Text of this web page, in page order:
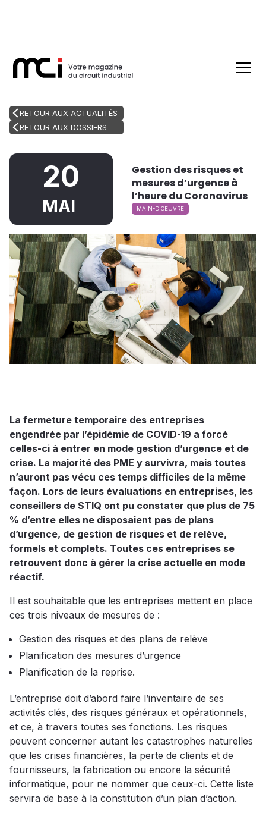
RETOUR AUX ACTUALITÉS
RETOUR AUX DOSSIERS
20
MAI
Gestion des risques et
mesures d’urgence à
l’heure du Coronavirus
MAIN-D'OEUVRE
La fermeture temporaire des entreprises
engendrée par l’épidémie de COVID-19 a forcé
celles-ci à entrer en mode gestion d’urgence et de
crise. La majorité des PME y survivra, mais toutes
n’auront pas vécu ces temps difficiles de la même
façon. Lors de leurs évaluations en entreprises, les
conseillers de STIQ ont pu constater que plus de 75
% d’entre elles ne disposaient pas de plans
d’urgence, de gestion de risques et de relève,
formels et complets. Toutes ces entreprises se
retrouvent donc à gérer la crise actuelle en mode
réactif.
Il est souhaitable que les entreprises mettent en place
ces trois niveaux de mesures de :
Gestion des risques et des plans de relève
Planification des mesures d’urgence
Planification de la reprise.
L’entreprise doit d’abord faire l’inventaire de ses
activités clés, des risques généraux et opérationnels,
et ce, à travers toutes ses fonctions. Les risques
peuvent concerner autant les catastrophes naturelles
que les crises financières, la perte de clients et de
fournisseurs, la fabrication ou encore la sécurité
informatique, pour ne nommer que ceux-ci. Cette liste
servira de base à la constitution d’un plan d’action.